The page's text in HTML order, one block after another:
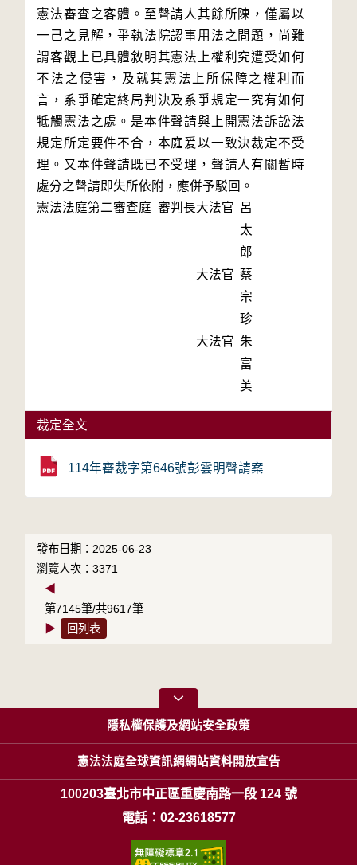
憲法審查之客體。至聲請人其餘所陳，僅屬以
一己之見解，爭執法院認事用法之問題，尚難
謂客觀上已具體敘明其憲法上權利究遭受如何
不法之侵害，及就其憲法上所保障之權利而
言，系爭確定終局判決及系爭規定一究有如何
牴觸憲法之處。是本件聲請與上開憲法訴訟法
規定所定要件不合，本庭爰以一致決裁定不受
理。又本件聲請既已不受理，聲請人有關暫時
處分之聲請即失所依附，應併予駁回。
憲法法庭第二審查庭 審判長大法官 呂
太
郎
大法官 蔡
宗
珍
大法官 朱
富
美
裁定全文
114年審裁字第646號彭雲明聲請案
發布日期：2025-06-23
瀏覽人次：3371
◀
第7145筆/共9617筆
▶
回列表
隱私權保護及網站安全政策
憲法法庭全球資訊網網站資料開放宣告
100203臺北市中正區重慶南路一段 124 號
電話：02-23618577